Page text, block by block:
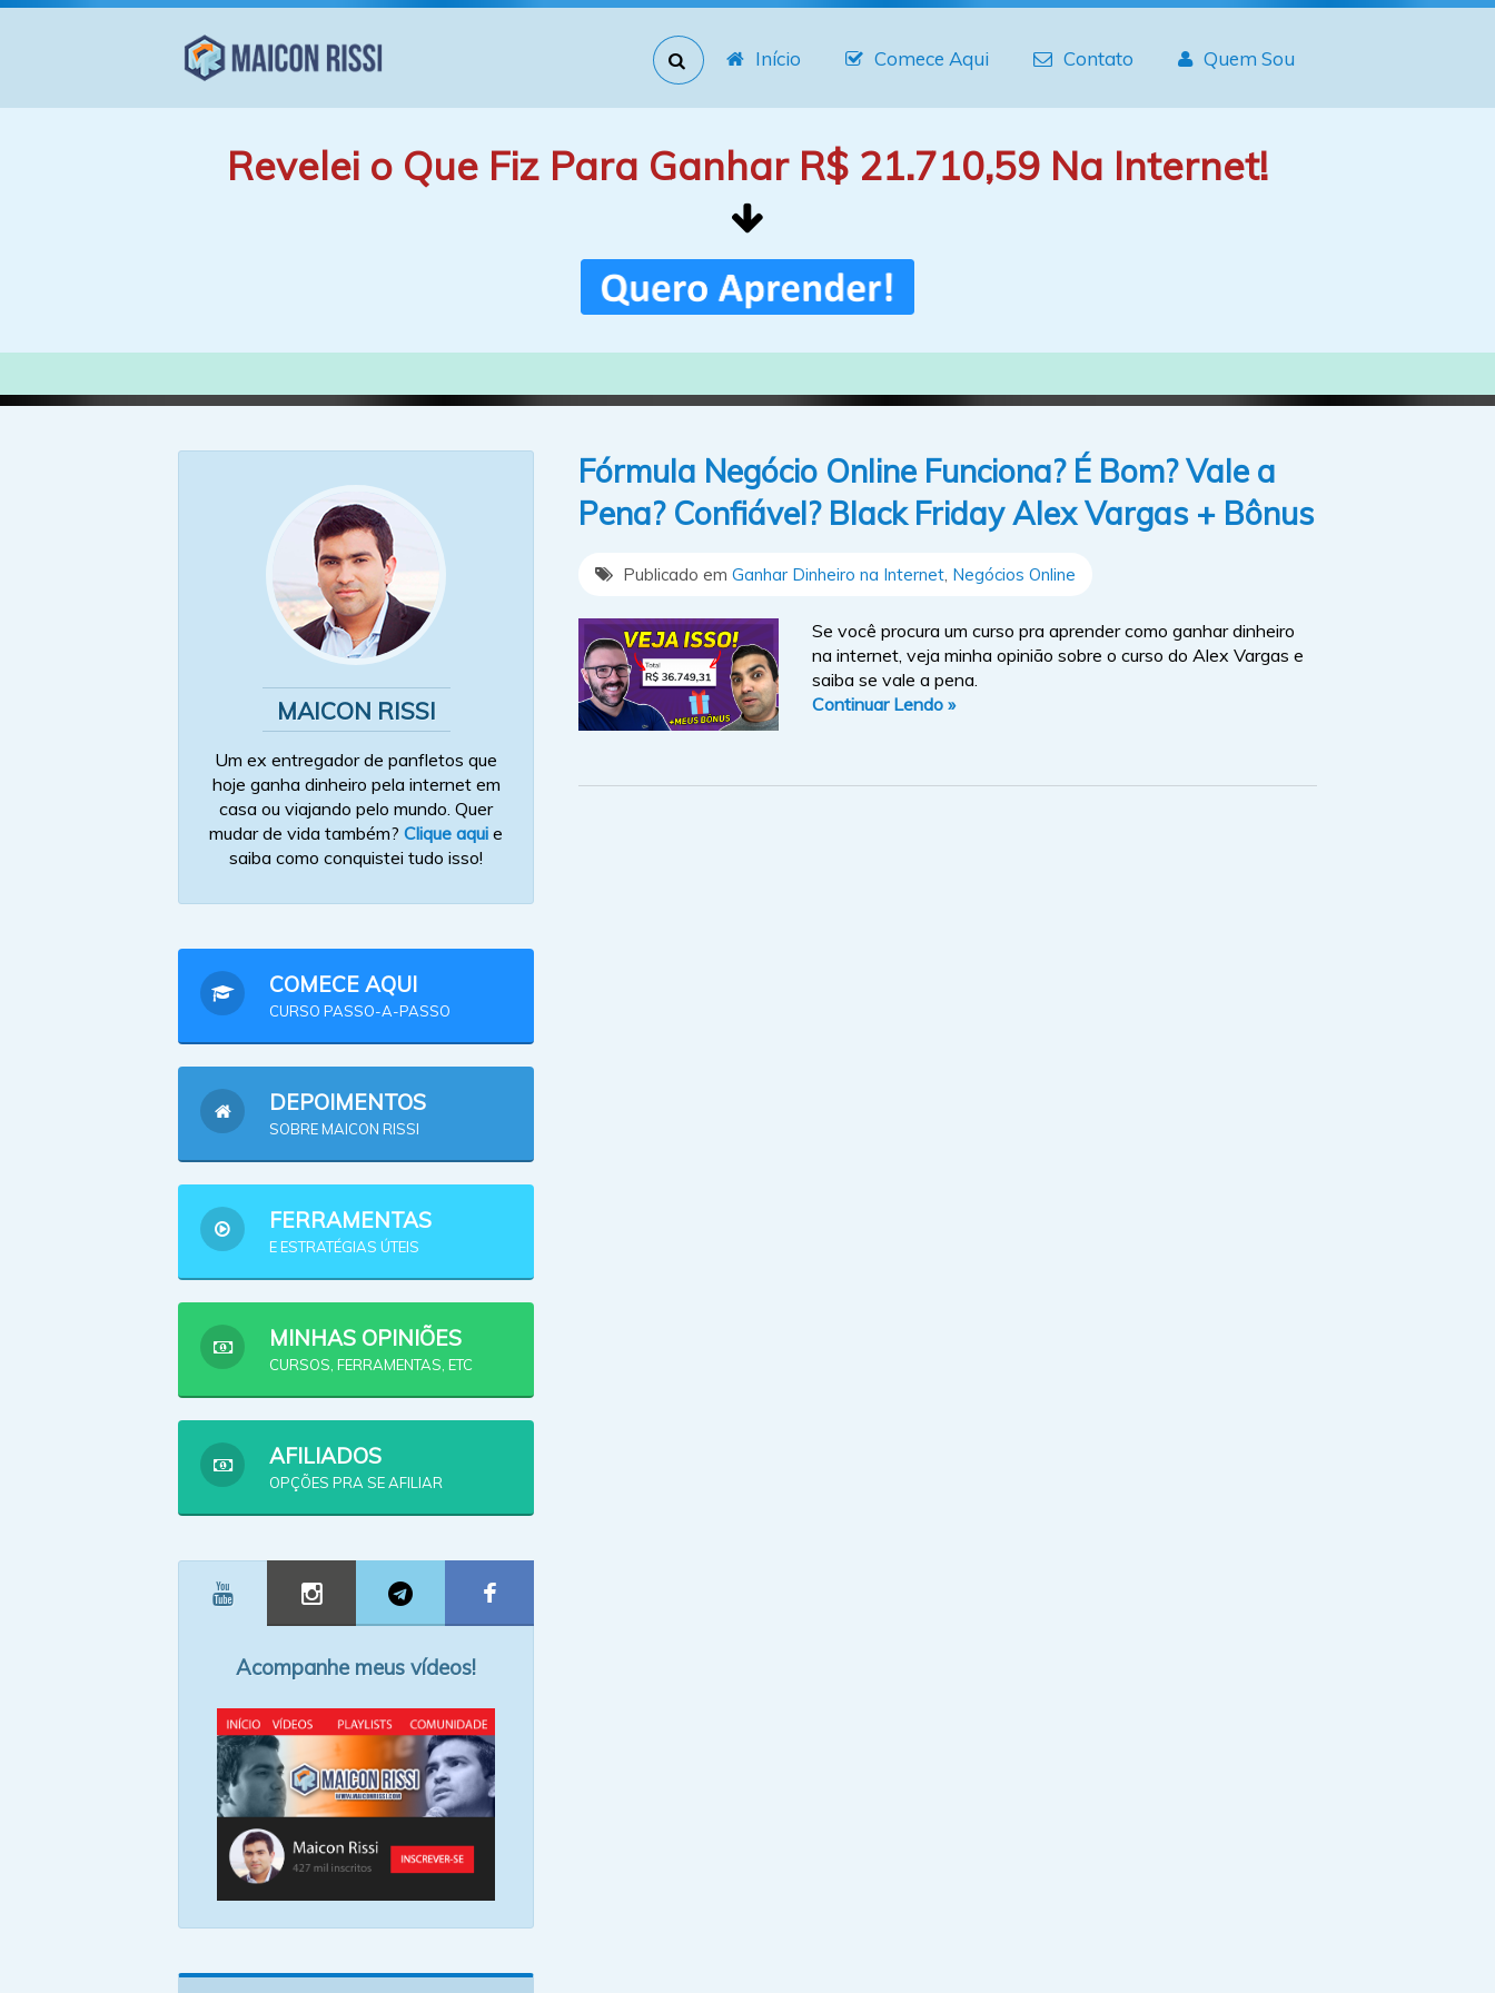
Início Comece Aqui Contato Quem Sou
Revelei o Que Fiz Para Ganhar R$ 21.710,59 Na Internet!
Fórmula Negócio Online Funciona? É Bom? Vale a
Pena? Confiável? Black Friday Alex Vargas + Bônus
Publicado em Ganhar Dinheiro na Internet Negócios Online
Se você procura um curso pra aprender como ganhar dinheiro
na internet, veja minha opinião sobre o curso do Alex Vargas e
saiba se vale a pena.
Continuar Lendo »
MAICON RISSI
Um ex entregador de panfletos que
hoje ganha dinheiro pela internet em
casa ou viajando pelo mundo. Quer
mudar de vida também? Clique aqui e
saiba como conquistei tudo isso!
COMECE AQUI
CURSO PASSO-A-PASSO
DEPOIMENTOS
SOBRE MAICON RISSI
FERRAMENTAS
E ESTRATÉGIAS ÚTEIS
MINHAS OPINIÕES
CURSOS, FERRAMENTAS, ETC
AFILIADOS
OPÇÕES PRA SE AFILIAR
Acompanhe meus vídeos!